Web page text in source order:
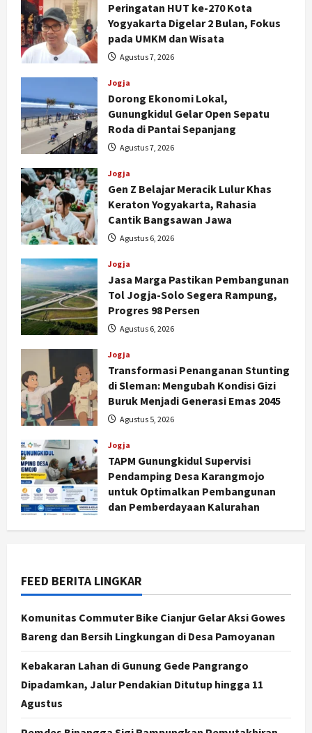
Peringatan HUT ke-270 Kota
Yogyakarta Digelar 2 Bulan, Fokus
pada UMKM dan Wisata
Agustus 7, 2026
Jogja
Dorong Ekonomi Lokal,
Gunungkidul Gelar Open Sepatu
Roda di Pantai Sepanjang
Agustus 7, 2026
Jogja
Gen Z Belajar Meracik Lulur Khas
Keraton Yogyakarta, Rahasia
Cantik Bangsawan Jawa
Agustus 6, 2026
Jogja
Jasa Marga Pastikan Pembangunan
Tol Jogja-Solo Segera Rampung,
Progres 98 Persen
Agustus 6, 2026
Jogja
Transformasi Penanganan Stunting
di Sleman: Mengubah Kondisi Gizi
Buruk Menjadi Generasi Emas 2045
Agustus 5, 2026
Jogja
TAPM Gunungkidul Supervisi
Pendamping Desa Karangmojo
untuk Optimalkan Pembangunan
dan Pemberdayaan Kalurahan
FEED BERITA LINGKAR
Komunitas Commuter Bike Cianjur Gelar Aksi Gowes
Bareng dan Bersih Lingkungan di Desa Pamoyanan
Kebakaran Lahan di Gunung Gede Pangrango
Dipadamkan, Jalur Pendakian Ditutup hingga 11
Agustus
Jogja
3
Jogja
Dorong Ekonomi Lokal,
Roda di Pantai Sepanjang
Agustus 7, 2026
Politik
Sorotan, Hasil Kajian Tim Provinsi